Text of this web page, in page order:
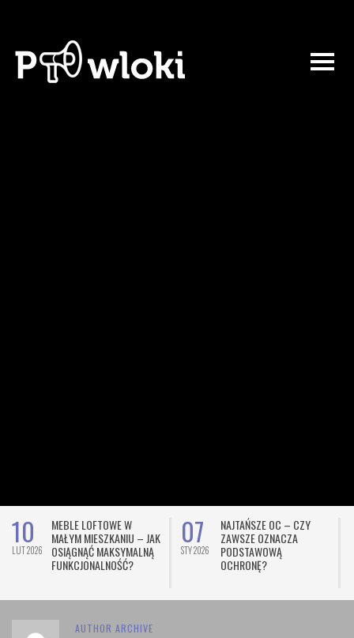
10
LUT 2026
MEBLE LOFTOWE W
MAŁYM MIESZKANIU – JAK
OSIĄGNĄĆ MAKSYMALNĄ
FUNKCJONALNOŚĆ?
07
STY 2026
NAJTAŃSZE OC – CZY
ZAWSZE OZNACZA
PODSTAWOWĄ
OCHRONĘ?
AUTHOR ARCHIVE